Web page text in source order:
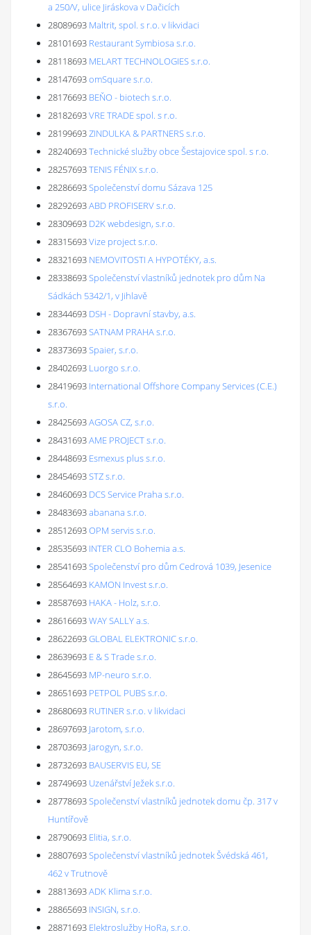
a 250/V, ulice Jiráskova v Dačicích
28089693 Maltrit, spol. s r.o. v likvidaci
28101693 Restaurant Symbiosa s.r.o.
28118693 MELART TECHNOLOGIES s.r.o.
28147693omSquare s.r.o.
28176693 BEŇO - biotech s.r.o.
28182693VRE TRADE spol. s r.o.
28199693ZINDULKA & PARTNERS s.r.o.
28240693Technické služby obce Šestajovice spol. s r.o.
28257693TENIS FÉNIX s.r.o.
28286693Společenství domu Sázava 125
28292693ABD PROFISERV s.r.o.
28309693 D2K webdesign, s.r.o.
28315693Vize project s.r.o.
28321693 NEMOVITOSTI A HYPOTÉKY, a.s.
28338693Společenství vlastníků jednotek pro dům Na
Sádkách 5342/1, v Jihlavě
28344693 DSH - Dopravní stavby, a.s.
28367693SATNAM PRAHA s.r.o.
28373693Spaier, s.r.o.
28402693 Luorgo s.r.o.
28419693 International Offshore Company Services (C.E.)
s.r.o.
28425693AGOSA CZ, s.r.o.
28431693AME PROJECT s.r.o.
28448693 Esmexus plus s.r.o.
28454693STZ s.r.o.
28460693 DCS Service Praha s.r.o.
28483693abanana s.r.o.
28512693OPM servis s.r.o.
28535693 INTER CLO Bohemia a.s.
28541693Společenství pro dům Cedrová 1039, Jesenice
28564693 KAMON Invest s.r.o.
28587693 HAKA - Holz, s.r.o.
28616693WAY SALLY a.s.
28622693GLOBAL ELEKTRONIC s.r.o.
28639693 E & S Trade s.r.o.
28645693 MP-neuro s.r.o.
28651693 PETPOL PUBS s.r.o.
28680693 RUTINER s.r.o. v likvidaci
28697693 Jarotom, s.r.o.
28703693 Jarogyn, s.r.o.
28732693 BAUSERVIS EU, SE
28749693 Uzenářství Ježek s.r.o.
28778693Společenství vlastníků jednotek domu čp. 317 v
Huntířově
28790693 Elitia, s.r.o.
28807693Společenství vlastníků jednotek Švédská 461,
462 v Trutnově
28813693ADK Klima s.r.o.
28865693 INSIGN, s.r.o.
28871693 Elektroslužby HoRa, s.r.o.